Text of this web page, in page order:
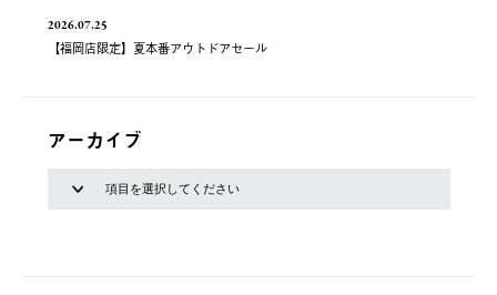
2026.07.25
【福岡店限定】夏本番アウトドアセール
アーカイブ